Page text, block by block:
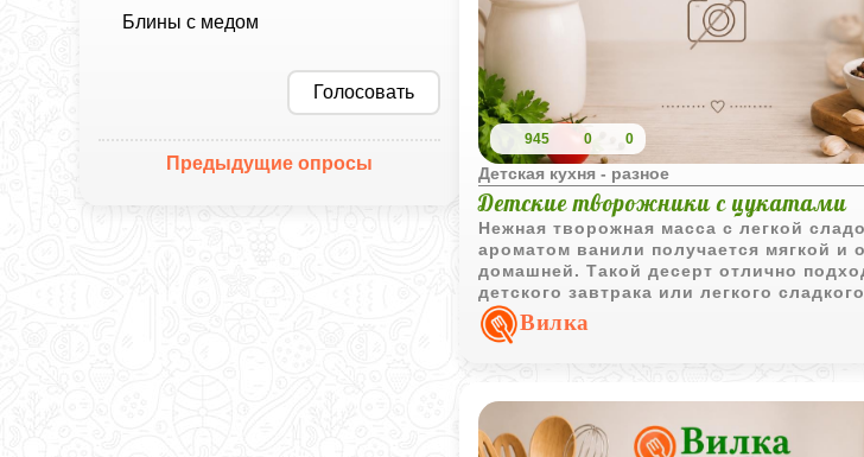
Блины с медом
Голосовать
Предыдущие опросы
945 0 0
Детская кухня - разное
Детские творожники с цукатами
Нежная творожная масса с легкой
ароматом ванили получается мягкой и
домашней. Такой десерт отлично
детского завтрака или легкого сладкого
перекуса.
Вилка